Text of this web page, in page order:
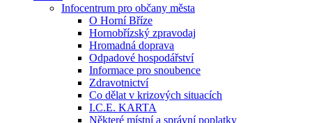
Infocentrum pro občany města
O Horní Bříze
Hornobřízský zpravodaj
Hromadná doprava
Odpadové hospodářství
Informace pro snoubence
Zdravotnictví
Co dělat v krizových situacích
I.C.E. KARTA
Některé místní a správní poplatky